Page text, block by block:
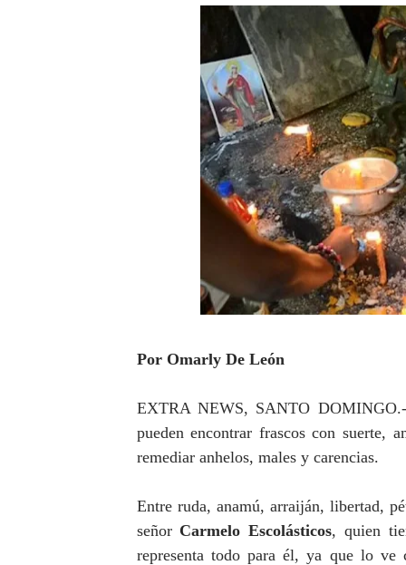
Concierto de Jay Wheeler
Ejecutivos de la fundación
Carolina Mejía es
Inauguran capilla católica
De periodista a
Dominicano Edwin
Centro Aeronáutico
RD ENTREGA EN
Alcaldesa Carolina Mejía
DELEGACIÓN DE MÉXICO
Liga Municipal, Fedomu y
Alcaldía del DN y
Inespre inicia venta de
Por Omarly De León
EXTRA NEWS, SANTO
pueden encontrar frascos con suerte,
remediar anhelos, males y carencias.
Entre ruda, anamú, arraiján, libertad,
señor Carmelo Escolásticos, quien t
representa todo para él, ya que lo ve